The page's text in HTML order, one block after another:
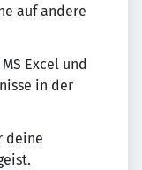
auf andere
Excel und
in der
deine